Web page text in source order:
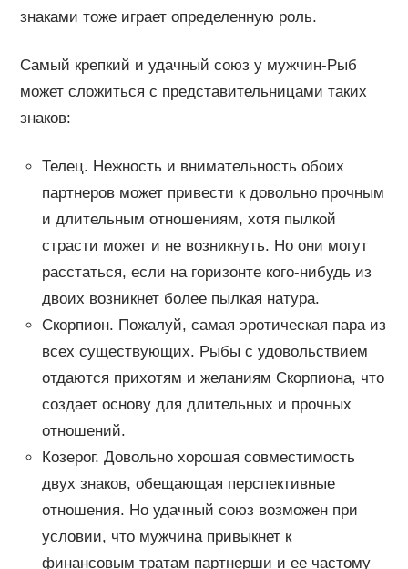
знаками тоже играет определенную роль.
Самый крепкий и удачный союз у мужчин-Рыб
может сложиться с представительницами таких
знаков:
Телец. Нежность и внимательность обоих
партнеров может привести к довольно прочным
и длительным отношениям, хотя пылкой
страсти может и не возникнуть. Но они могут
расстаться, если на горизонте кого-нибудь из
двоих возникнет более пылкая натура.
Скорпион. Пожалуй, самая эротическая пара из
всех существующих. Рыбы с удовольствием
отдаются прихотям и желаниям Скорпиона, что
создает основу для длительных и прочных
отношений.
Козерог. Довольно хорошая совместимость
двух знаков, обещающая перспективные
отношения. Но удачный союз возможен при
условии, что мужчина привыкнет к
финансовым тратам партнерши и ее частому